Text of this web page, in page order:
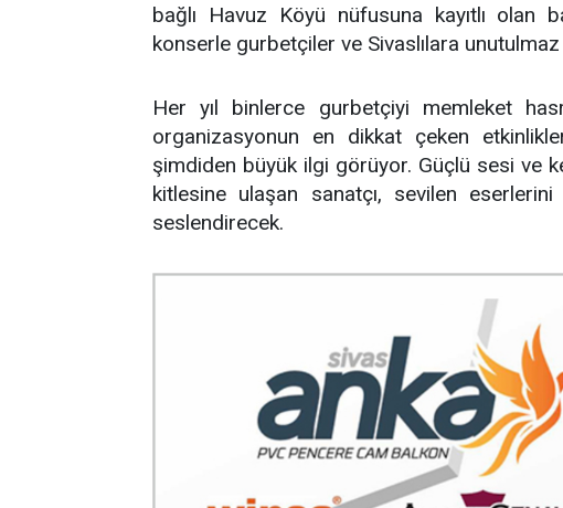
bağlı Havuz Köyü nüfusuna kayıtlı olan
konserle gurbetçiler ve Sivaslılara
Her yıl binlerce gurbetçiyi memleket
organizasyonun en dikkat çeken
şimdiden büyük ilgi görüyor. Güçlü sesi ve
kitlesine ulaşan sanatçı, sevilen
seslendirecek.